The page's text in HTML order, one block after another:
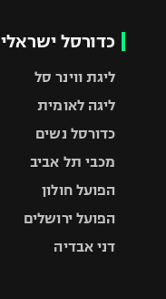
כדורסל ישראלי
ליגת ווינר סל
ליגה לאומית
כדורסל נשים
מכבי תל אביב
הפועל חולון
הפועל ירושלים
דני אבדיה